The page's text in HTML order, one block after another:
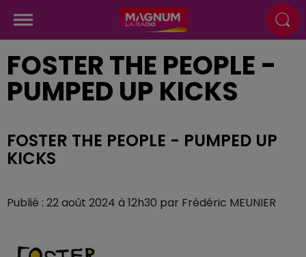
FOSTER THE PEOPLE -
PUMPED UP KICKS
FOSTER THE PEOPLE - PUMPED UP
KICKS
Publié : 22 août 2024 à 12h30 par Frédéric MEUNIER